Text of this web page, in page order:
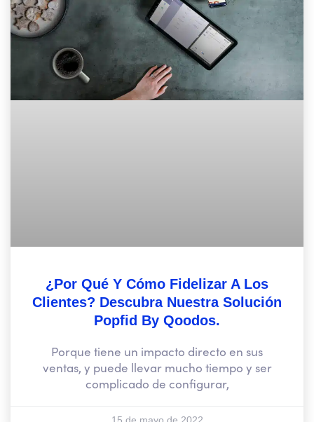
¿Por Qué Y Cómo Fidelizar A Los
Clientes? Descubra Nuestra Solución
Popfid By Qoodos.
Porque tiene un impacto directo en sus
ventas, y puede llevar mucho tiempo y ser
complicado de configurar,